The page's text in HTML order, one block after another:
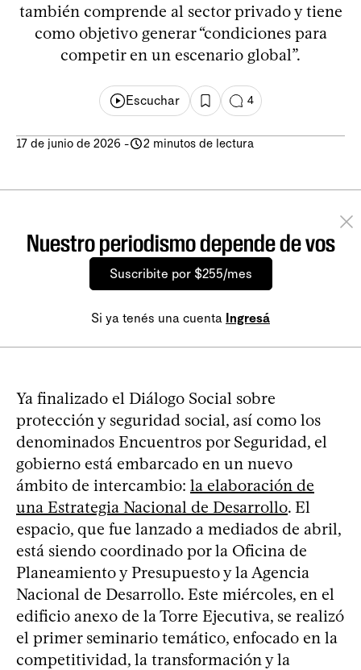
también comprende al sector privado y tiene
como objetivo generar “condiciones para
competir en un escenario global”.
Escuchar 4
17 de junio de 2026 - 2 minutos de lectura
Nuestro periodismo depende de vos
Suscribite por $255/mes
Si ya tenés una cuenta Ingresá
Ya finalizado el Diálogo Social sobre
protección y seguridad social, así como los
denominados Encuentros por Seguridad, el
gobierno está embarcado en un nuevo
ámbito de intercambio: la elaboración de
una Estrategia Nacional de Desarrollo. El
espacio, que fue lanzado a mediados de abril,
está siendo coordinado por la Oficina de
Planeamiento y Presupuesto y la Agencia
Nacional de Desarrollo. Este miércoles, en el
edificio anexo de la Torre Ejecutiva, se realizó
el primer seminario temático, enfocado en la
competitividad, la transformación y la